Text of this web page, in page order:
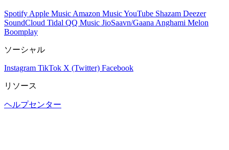
Spotify Apple Music Amazon MusicYouTube Shazam Deezer
SoundCloud Tidal QQ Music JioSaavn/Gaana Anghami Melon
Boomplay
ソーシャル
Instagram TikTok X (Twitter) Facebook
リソース
ヘルプセンター